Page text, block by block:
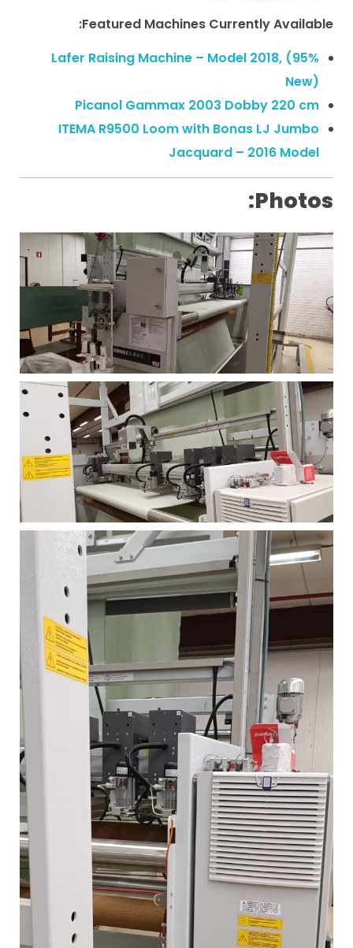
Featured Machines Currently Available:
Lafer Raising Machine – Model 2018, (95%
New)
Picanol Gammax 2003 Dobby 220 cm
ITEMA R9500 Loom with Bonas LJ Jumbo
Jacquard – 2016 Model
Photos: